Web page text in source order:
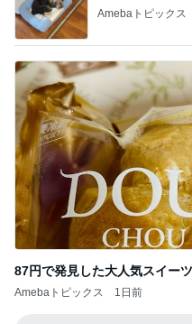
Amebaトピックス
87円で発見した大人気スイーツ
Amebaトピックス 1日前